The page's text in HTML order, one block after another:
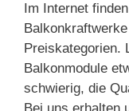
Im Internet
Preiskategorien.
Balkonmodule
schwierig, die